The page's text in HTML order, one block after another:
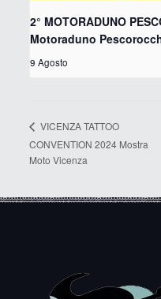
2° MOTORADUNO
Motoraduno
9 Agosto
VICENZA TATTOO
CONVENTION 2024 Mostra
Moto Vicenza